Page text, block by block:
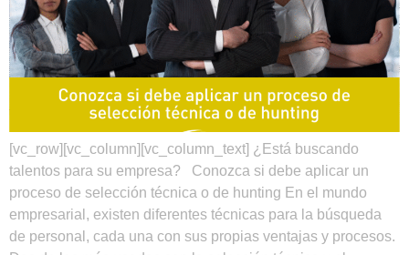
[vc_row][vc_column][vc_column_text] ¿Está buscando
talentos para su empresa? Conozca si debe aplicar un
proceso de selección técnica o de hunting En el mundo
empresarial, existen diferentes técnicas para la búsqueda
de personal, cada una con sus propias ventajas y procesos.